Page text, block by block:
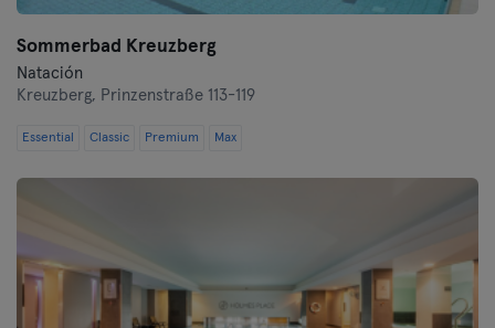
Sommerbad Kreuzberg
Natación
Kreuzberg, Prinzenstraße 113-119
Essential Classic Premium Max
Colonia
Leipzig